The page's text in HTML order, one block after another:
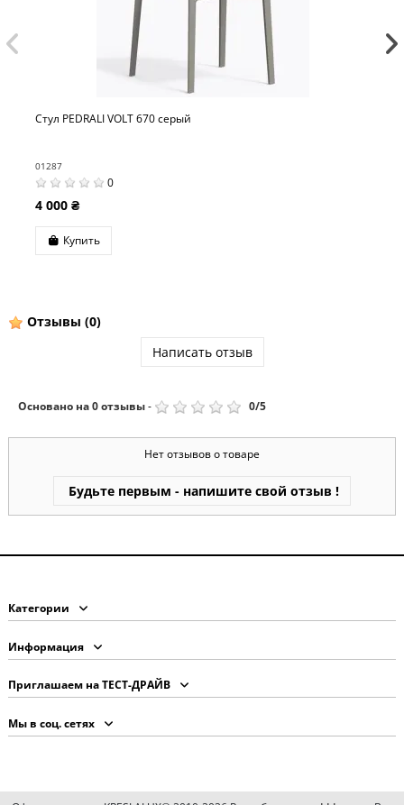
670 серый
Отзывы (0)
Написать отзыв
Основано на0отзывы- 0/5
Нет отзывов о товаре
Будьте первым - напишите свой отзыв !
Категории
Информация
Приглашаем на ТЕСТ-ДРАЙВ
Мы в соц. сетях